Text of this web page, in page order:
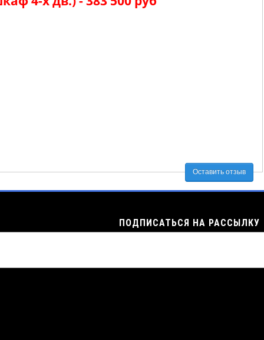
Оставить отзыв
ПОДПИСАТЬСЯ НА РАССЫЛКУ